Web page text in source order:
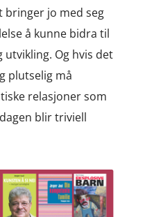
bringer jo med seg
å kunne bidra til
utvikling. Og hvis det
plutselig må
relasjoner som
blir triviell